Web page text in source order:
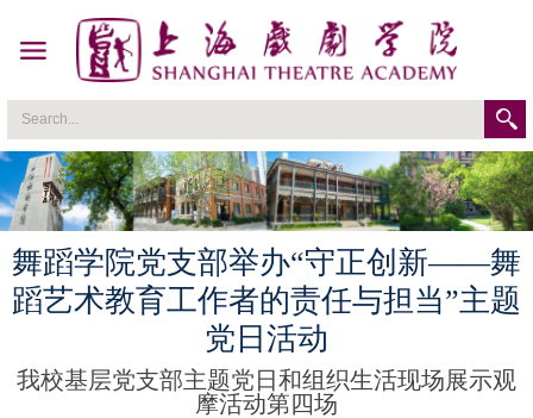
舞蹈学院党支部举办“守正创新——舞
蹈艺术教育工作者的责任与担当”主题
党日活动
我校基层党支部主题党日和组织生活现场展示观
摩活动第四场